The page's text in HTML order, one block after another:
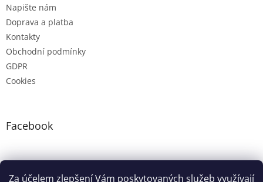
Za účelem zlepšení Vám poskytovaných služeb využívají
Napište nám
Doprava a platba
Kontakty
Obchodní podmínky
GDPR
Cookies
Facebook